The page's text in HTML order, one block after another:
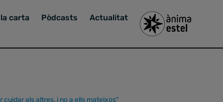
carta Pòdcasts Actualitat
als altres, i no a ells mateixos"